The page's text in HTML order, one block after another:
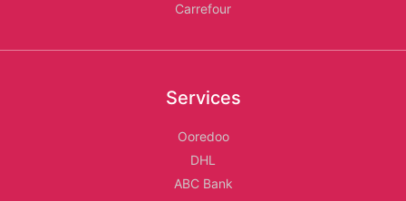
Carrefour
Services
Ooredoo
DHL
ABC Bank